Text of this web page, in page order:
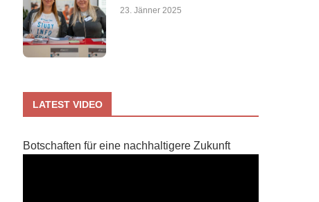
23. Jänner 2025
LATEST VIDEO
Botschaften für eine nachhaltigere Zukunft